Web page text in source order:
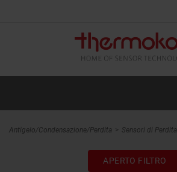
Antigelo/Condensazione/Perdita Sensori di Perdita
APERTO FILTRO